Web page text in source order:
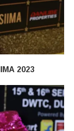
2023